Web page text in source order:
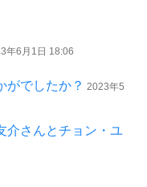
年6月1日 18:06
がでしたか？ 2023年5
介さんとチョン・ユ